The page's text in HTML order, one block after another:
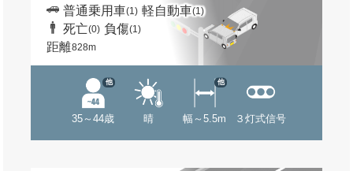
普通乗用車(1) 軽自動車(1)
死亡(0) 負傷(1)
距離828m
35～44歳
他
晴 幅～5.5m
他
３灯式信号